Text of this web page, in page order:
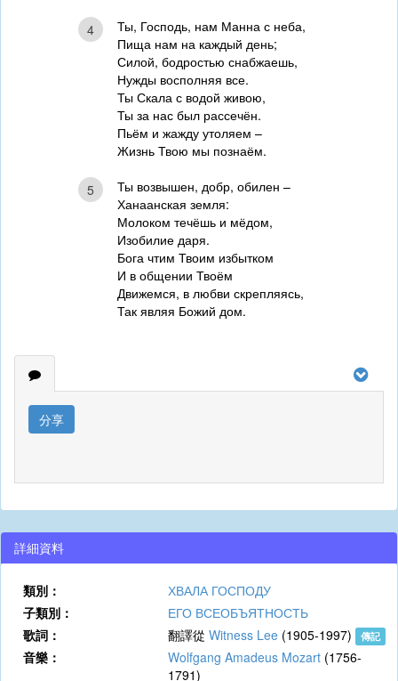
4
Ты, Господь, нам Манна с неба,
Пища нам на каждый день;
Силой, бодростью снабжаешь,
Нужды восполняя все.
Ты Скала с водой живою,
Ты за нас был рассечён.
Пьём и жажду утоляем –
Жизнь Твою мы познаём.
5
Ты возвышен, добр, обилен –
Ханаанская земля:
Молоком течёшь и мёдом,
Изобилие даря.
Бога чтим Твоим избытком
И в общении Твоём
Движемся, в любви скрепляясь,
Так являя Божий дом.
分享
詳細資料
類別：
ХВАЛА ГОСПОДУ
子類別：
ЕГО ВСЕОБЪЯТНОСТЬ
歌詞：
翻譯從 Witness Lee (1905-1997) 傳記
音樂： Wolfgang Amadeus Mozart (1756-
1791)